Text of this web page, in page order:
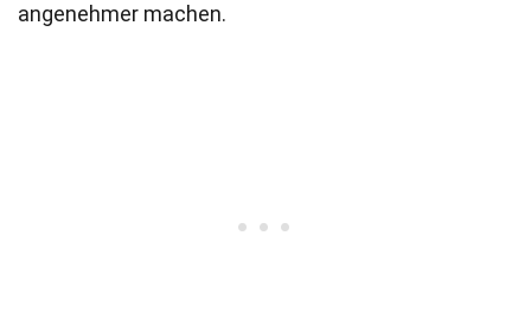
angenehmer machen.